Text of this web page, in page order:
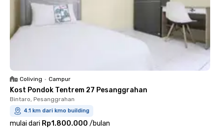
Coliving • Campur
Kost Pondok Tentrem 27 Pesanggrahan
Bintaro, Pesanggrahan
4.1 km dari kmo building
mulai dari Rp1.800.000 /bulan